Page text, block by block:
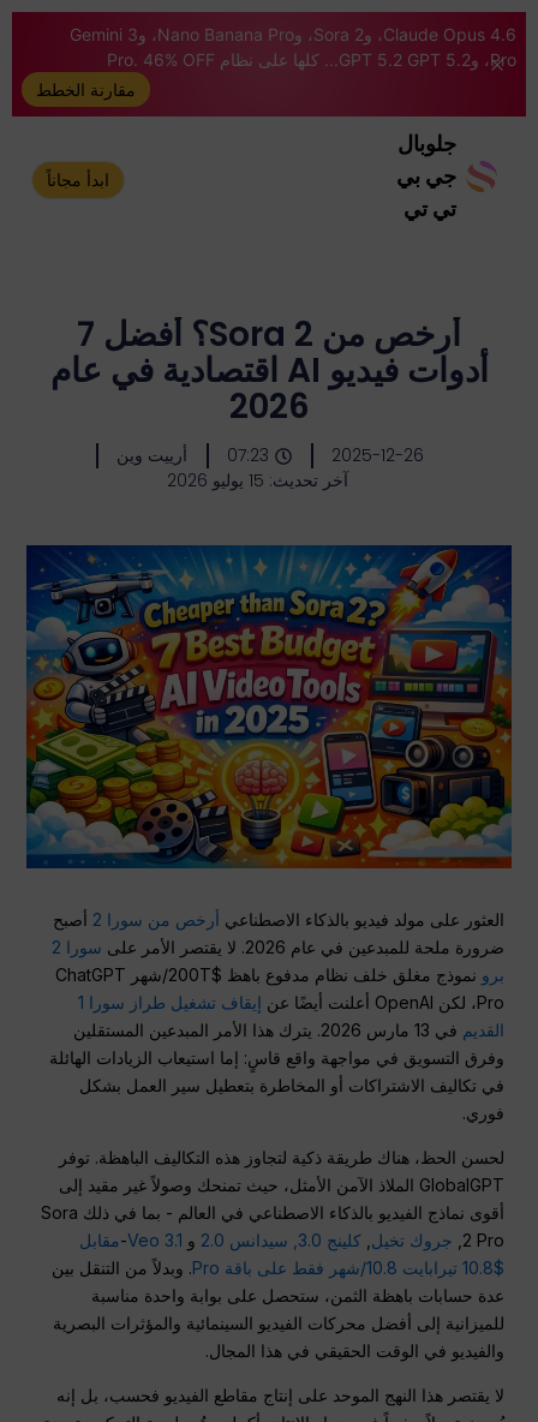
Claude Opus 4.6، وSora 2، وNano Banana Pro، وGemini 3
Pro، وGPT 5.2 GPT 5.2... كلها على نظام Pro. 46% OFF
مقارنة الخطط
جلوبال
جي بي
تي تي
ابدأ مجاناً
أرخص من Sora 2؟ أفضل 7
أدوات فيديو AI اقتصادية في عام
2026
2025-12-26
07:23
أرييت وين
آخر تحديث: 15 يوليو 2026
العثور على مولد فيديو بالذكاء الاصطناعي أرخص من سورا 2
أصبح
ضرورة ملحة للمبدعين في عام 2026. لا يقتصر الأمر على
سورا 2
برو
نموذج مغلق خلف نظام مدفوع باهظ $200T/شهر ChatGPT
Pro، لكن OpenAI أعلنت أيضًا عن
إيقاف تشغيل طراز سورا 1
القديم
في 13 مارس 2026. يترك هذا الأمر المبدعين المستقلين
وفرق التسويق في مواجهة واقع قاسٍ: إما استيعاب الزيادات الهائلة
في تكاليف الاشتراكات أو المخاطرة بتعطيل سير العمل بشكل
فوري.
لحسن الحظ، هناك طريقة ذكية لتجاوز هذه التكاليف الباهظة. توفر
GlobalGPT الملاذ الآمن الأمثل، حيث تمنحك وصولاً غير مقيد إلى
أقوى نماذج الفيديو بالذكاء الاصطناعي في العالم - بما في ذلك Sora
2 Pro, جروك تخيل ,كلينج 3.0, سيدانس 2.0 و Veo 3.1
-مقابل
$10.8 تيرابايت 10.8/شهر فقط على باقة Pro
. وبدلاً من التنقل بين
عدة حسابات باهظة الثمن، ستحصل على بوابة واحدة مناسبة
للميزانية إلى أفضل محركات الفيديو السينمائية والمؤثرات البصرية
والفيديو في الوقت الحقيقي في هذا المجال.
لا يقتصر هذا النهج الموحد على إنتاج مقاطع الفيديو فحسب، بل إنه